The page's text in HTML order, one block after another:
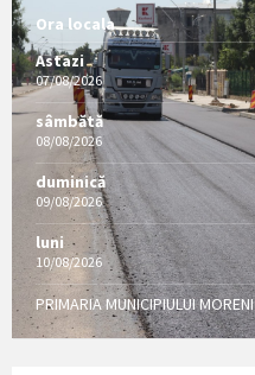
Ora locala
Astazi
07/08/2026
sâmbătă
08/08/2026
duminică
09/08/2026
luni
10/08/2026
PRIMARIA MUNICIPIULUI MORENI